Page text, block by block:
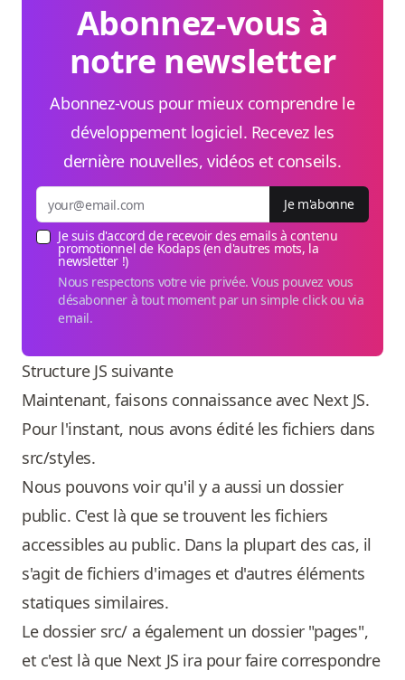
Abonnez-vous à
notre newsletter
Abonnez-vous pour mieux comprendre le
développement logiciel. Recevez les
dernière nouvelles, vidéos et conseils.
Je m'abonne
Je suis d'accord de recevoir des emails à contenu
promotionnel de Kodaps (en d'autres mots, la
newsletter !)
Nous respectons votre vie privée. Vous pouvez vous
désabonner à tout moment par un simple click ou via
email.
Structure JS suivante
Maintenant, faisons connaissance avec Next JS.
Pour l'instant, nous avons édité les fichiers dans
src/styles.
Nous pouvons voir qu'il y a aussi un dossier
public. C'est là que se trouvent les fichiers
accessibles au public. Dans la plupart des cas, il
s'agit de fichiers d'images et d'autres éléments
statiques similaires.
Le dossier src/ a également un dossier "pages",
et c'est là que Next JS ira pour faire correspondre